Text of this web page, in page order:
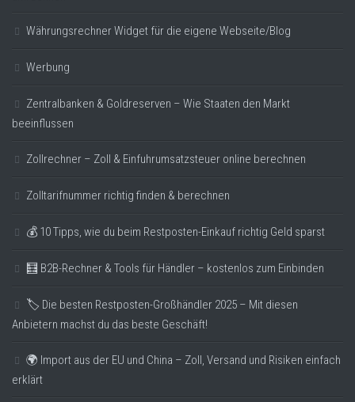
Währungsrechner Widget für die eigene Webseite/Blog
Werbung
Zentralbanken & Goldreserven – Wie Staaten den Markt
beeinflussen
Zollrechner – Zoll & Einfuhrumsatzsteuer online berechnen
Zolltarifnummer richtig finden & berechnen
💰 10 Tipps, wie du beim Restposten-Einkauf richtig Geld sparst
🧮 B2B-Rechner & Tools für Händler – kostenlos zum Einbinden
🏷️ Die besten Restposten-Großhändler 2025 – Mit diesen
Anbietern machst du das beste Geschäft!
🌍 Import aus der EU und China – Zoll, Versand und Risiken einfach
erklärt